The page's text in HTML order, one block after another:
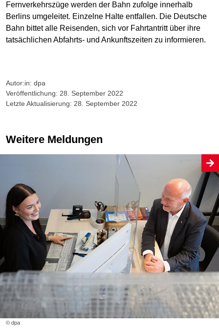
Fernverkehrszüge werden der Bahn zufolge innerhalb
Berlins umgeleitet. Einzelne Halte entfallen. Die Deutsche
Bahn bittet alle Reisenden, sich vor Fahrtantritt über ihre
tatsächlichen Abfahrts- und Ankunftszeiten zu informieren.
Autor:in: dpa
Veröffentlichung: 28. September 2022
Letzte Aktualisierung: 28. September 2022
Weitere Meldungen
© dpa